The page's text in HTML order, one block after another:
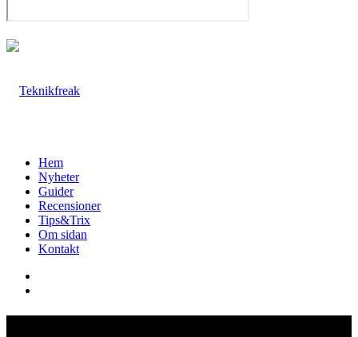
Hem
Nyheter
Guider
Recensioner
Tips&Trix
Om sidan
Kontakt